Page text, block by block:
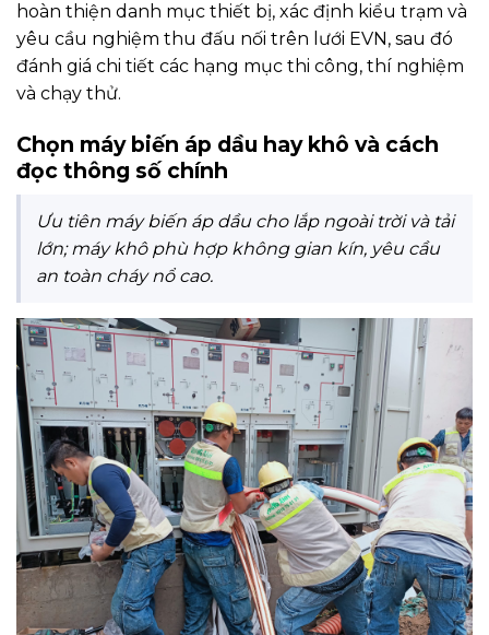
hoàn thiện danh mục thiết bị, xác định kiểu trạm và
yêu cầu nghiệm thu đấu nối trên lưới EVN, sau đó
đánh giá chi tiết các hạng mục thi công, thí nghiệm
và chạy thử.
Chọn máy biến áp dầu hay khô và cách
đọc thông số chính
Ưu tiên máy biến áp dầu cho lắp ngoài trời và tải
lớn; máy khô phù hợp không gian kín, yêu cầu
an toàn cháy nổ cao.